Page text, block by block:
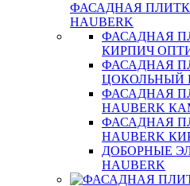
ФАСАДНАЯ
HAUBERK
ФАСАДНАЯ
КИРПИЧ
ФАСАДНАЯ
ЦОКОЛЬНЫЙ
ФАСАДНАЯ
HAUBERK
ФАСАДНАЯ
HAUBERK
ДОБОРНЫЕ
HAUBERK